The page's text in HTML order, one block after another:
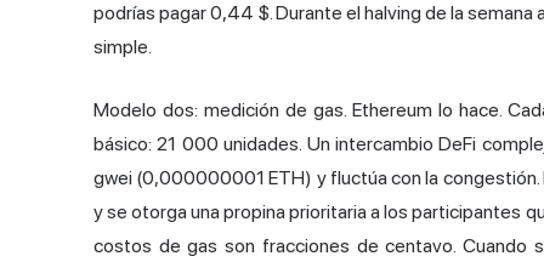
podrías pagar 0,44 $. Durante el halving de la
simple.
Modelo dos: medición de gas. Ethereum lo hace.
básico: 21 000 unidades. Un intercambio DeFi
gwei (0,000000001 ETH) y fluctúa con la
y se otorga una propina prioritaria a los participantes
costos de gas son fracciones de centavo. Cuando